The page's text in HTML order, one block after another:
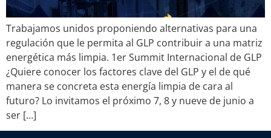
Trabajamos unidos proponiendo alternativas para una
regulación que le permita al GLP contribuir a una matriz
energética más limpia. 1er Summit Internacional de GLP
¿Quiere conocer los factores clave del GLP y el de qué
manera se concreta esta energía limpia de cara al
futuro? Lo invitamos el próximo 7, 8 y nueve de junio a
ser […]